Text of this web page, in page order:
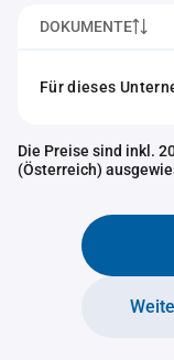
DOKUMENTE
Für dieses
Die Preise sind inkl.
(Österreich)